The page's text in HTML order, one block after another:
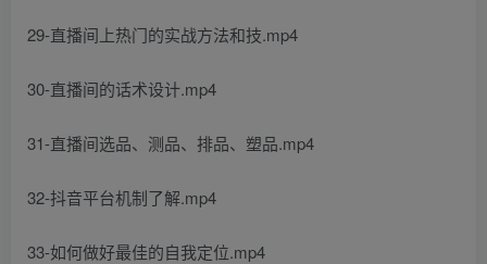
29-直播间上热门的实战方法和技.mp4
30-直播间的话术设计.mp4
31-直播间选品、测品、排品、塑品.mp4
32-抖音平台机制了解.mp4
33-如何做好最佳的自我定位.mp4